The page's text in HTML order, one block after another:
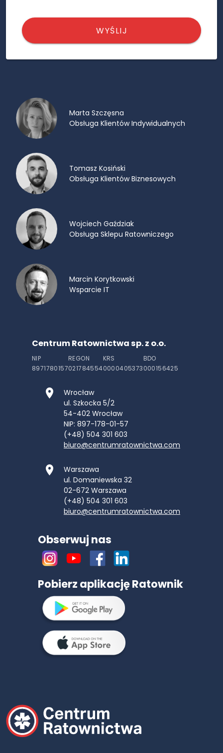
WYŚLIJ
Marta Szczęsna
Obsługa Klientów Indywidualnych
Tomasz Kosiński
Obsługa Klientów Biznesowych
Wojciech Gaździak
Obsługa Sklepu Ratowniczego
Marcin Korytkowski
Wsparcie IT
Centrum Ratownictwa sp. z o.o.
NIP
8971780157
REGON
021784554
KRS
0000405373
BDO
000156425
Wrocław
ul. Szkocka 5/2
54-402 Wrocław
NIP: 897-178-01-57
(+48) 504 301 603
biuro@centrumratownictwa.com
Warszawa
ul. Domaniewska 32
02-672 Warszawa
(+48) 504 301 603
biuro@centrumratownictwa.com
Obserwuj nas
Pobierz aplikację Ratownik